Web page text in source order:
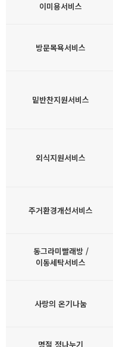
이미용서비스
방문목욕서비스
밑반찬지원서비스
외식지원서비스
주거환경개선서비스
동그라미빨래방 /
이동세탁서비스
사랑의 온기나눔
명절 정나누기